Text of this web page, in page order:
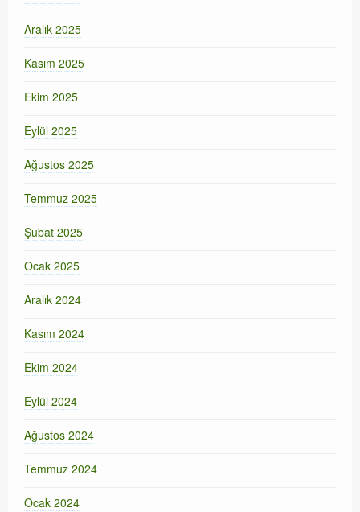
Aralık 2025
Kasım 2025
Ekim 2025
Eylül 2025
Ağustos 2025
Temmuz 2025
Şubat 2025
Ocak 2025
Aralık 2024
Kasım 2024
Ekim 2024
Eylül 2024
Ağustos 2024
Temmuz 2024
Ocak 2024